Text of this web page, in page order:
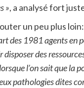
», a analysé fort
un peu plus loin:
des 1981 agents en
disposer des
l’on sait que la
pathologies dites